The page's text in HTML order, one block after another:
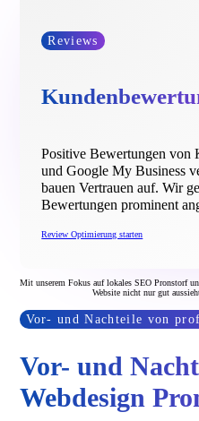
Reviews
Positive Bewertungen von
und Google My Business
bauen Vertrauen auf. Wir
Bewertungen prominent
Review Optimierung starten
Mit unserem Fokus auf lokales SEO Pronstorf
Website nicht nur gut
Vor- und Nachteile von
Vor- und
Webdesign